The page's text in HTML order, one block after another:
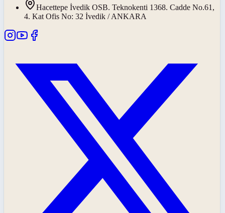
Hacettepe İvedik OSB. Teknokenti 1368. Cadde No.61,
4. Kat Ofis No: 32 İvedik / ANKARA